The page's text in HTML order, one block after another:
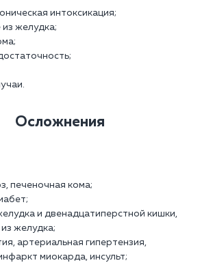
интоксикация;
желудка;
Осложнения
печеночная кома;
и двенадцатиперстной кишки,
желудка;
артериальная гипертензия,
миокарда, инсульт;